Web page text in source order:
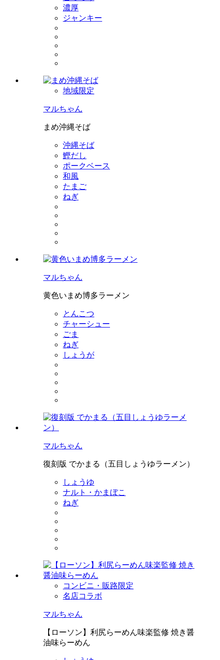
濃厚
ジャンキー
地域限定
マルちゃん
まめ沖縄そば
沖縄そば
鰹だし
ポークベース
和風
たまご
ねぎ
マルちゃん
黄色いまめ博多ラーメン
とんこつ
チャーシュー
ごま
ねぎ
しょうが
マルちゃん
復刻版 でかまる（五目しょうゆラーメン）
しょうゆ
ナルト・かまぼこ
ねぎ
コンビニ・販路限定
名店コラボ
マルちゃん
【ローソン】利尻らーめん味楽監修 焼き醤
油味らーめん